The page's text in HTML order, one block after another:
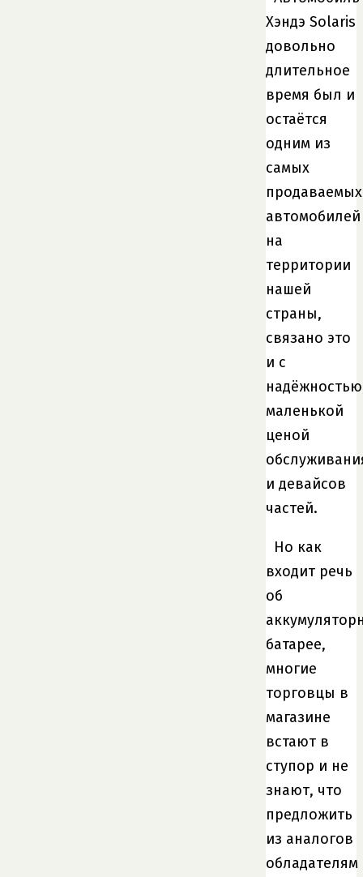
Хэндэ Solaris
довольно
длительное
время был и
остаётся
одним из
самых
продаваемых
автомобилей
на
территории
нашей
страны,
связано это
и с
маленькой
ценой
и девайсов
частей.
Но как
входит речь
об
батарее,
многие
торговцы в
магазине
встают в
ступор и не
знают, что
предложить
из аналогов
обладателям